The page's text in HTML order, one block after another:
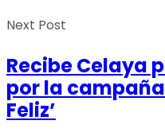
Next Post
Recibe Celaya
por la
Feliz’